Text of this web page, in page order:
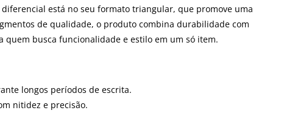
está no seu formato triangular, que promove uma
de qualidade, o produto combina durabilidade com
busca funcionalidade e estilo em um só item.
longos períodos de escrita.
nitidez e precisão.